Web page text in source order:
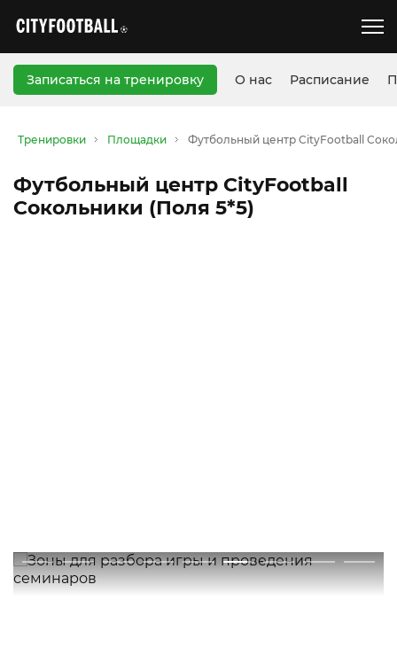
Записаться на тренировку О нас Расписание
Тренировки Площадки Футбольный центр CityFootball
Футбольный центр CityFootball
Сокольники (Поля 5*5)